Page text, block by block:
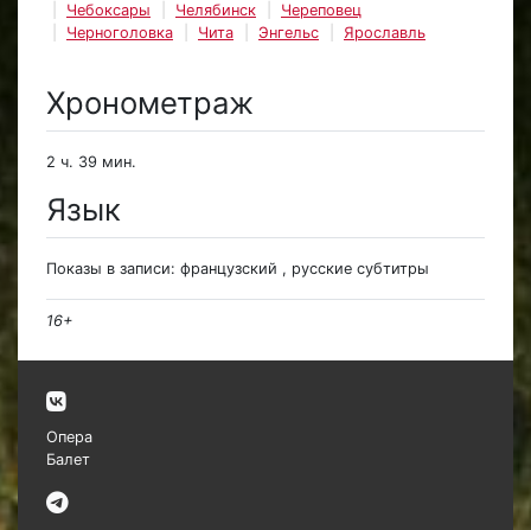
Чебоксары
Челябинск
Череповец
Черноголовка
Чита Энгельс Ярославль
Хронометраж
2 ч. 39 мин.
Язык
Показы в записи: французский , русские субтитры
16+
Опера
Балет